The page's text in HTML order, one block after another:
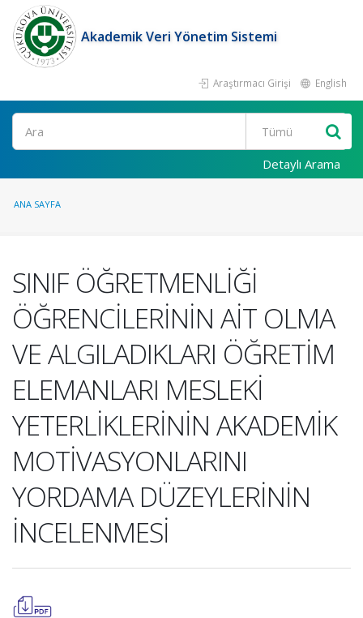
Akademik Veri Yönetim Sistemi
Araştırmacı Girişi English
Ara
Detaylı Arama
ANA SAYFA
SINIF ÖĞRETMENLİĞİ
ÖĞRENCİLERİNİN AİT OLMA
VE ALGILADIKLARI ÖĞRETİM
ELEMANLARI MESLEKİ
YETERLİKLERİNİN AKADEMİK
MOTİVASYONLARINI
YORDAMA DÜZEYLERİNİN
İNCELENMESİ